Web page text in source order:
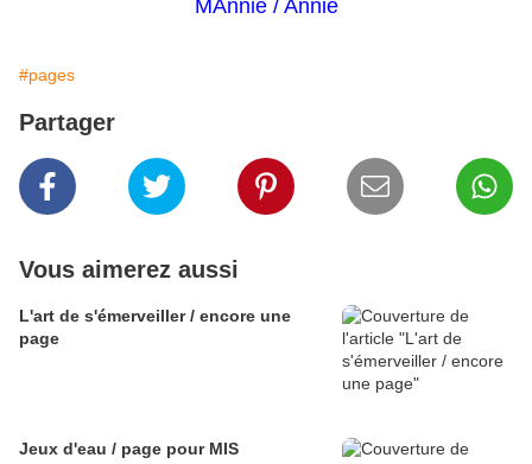
MAnnie / Annie
#pages
Partager
Vous aimerez aussi
L'art de s'émerveiller / encore une
page
Jeux d'eau / page pour MIS